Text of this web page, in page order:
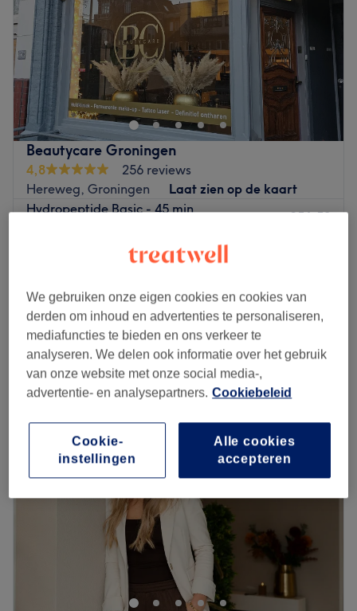
Beautycare Groningen
4,8
256 reviews
Hereweg, Groningen
Laat zien op de kaart
Hydropeptide Basic - 45 min
€56,50
Hydropeptide Extra - 60 min
Hydropeptide Basic Man - 45 minuten
45 min
€56,50
Kort overzicht salongegevens
Maandag 09:30–17:45
Woensdag
09:00–17:15
Donderdag
09:30–17:45
Vrijdag
09:00–17:15
Zaterdag
09:30–14:15
Zondag
Gesloten
Als u bij Beautycare Groningen binnenkomt merkt u dat
er een gemoedelijke sfeer is. U voelt zich meteen op uw
gemak. Hetgeen wij belangrijk vinden. Een salon moet
geen drempel zijn om naar toe te gaan, maar
We gebruiken onze eigen cookies en cookies van
derden om inhoud en advertenties te personaliseren,
mediafuncties te bieden en ons verkeer te
analyseren. We delen ook informatie over het gebruik
van onze website met onze social media-,
advertentie- en analysepartners. Cookiebeleid
Alle cookies
accepteren
Cookie-
instellingen